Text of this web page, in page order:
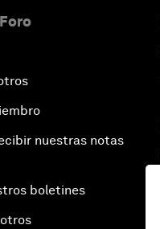
nuestras notas
boletines